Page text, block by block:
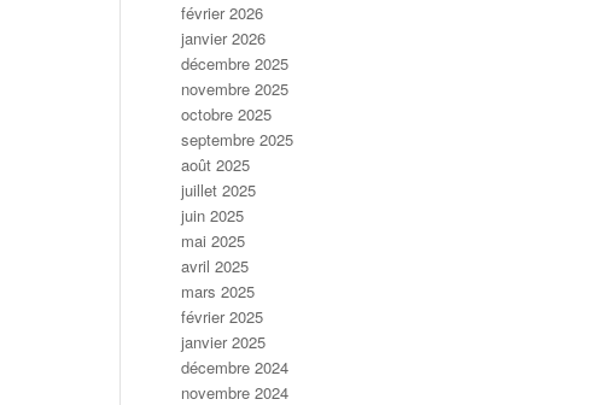
février 2026
janvier 2026
décembre 2025
novembre 2025
octobre 2025
septembre 2025
août 2025
juillet 2025
juin 2025
mai 2025
avril 2025
mars 2025
février 2025
janvier 2025
décembre 2024
novembre 2024